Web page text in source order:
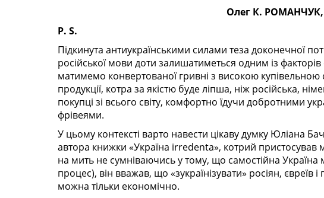
Олег К. РОМАНЧУК,
P. S.
Підкинута антиукраїнськими силами теза доконечної
російської мови доти залишатиметься одним із
матимемо конвертованої гривні з високою
продукції, котра за якістю буде ліпша, ніж російська,
покупці зі всього світу, комфортно їдучи добротними
фрівеями.
У цьому контексті варто навести цікаву думку Юліана
автора книжки «Україна irredenta», котрий пристосував
на мить не сумніваючись у тому, що самостійна
процес), він вважав, що «зукраїнізувати» росіян, євреїв
можна тільки економічно.